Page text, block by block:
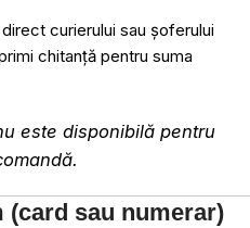
curierului sau șoferului
chitanță pentru suma
este disponibilă pentru
(card sau numerar)